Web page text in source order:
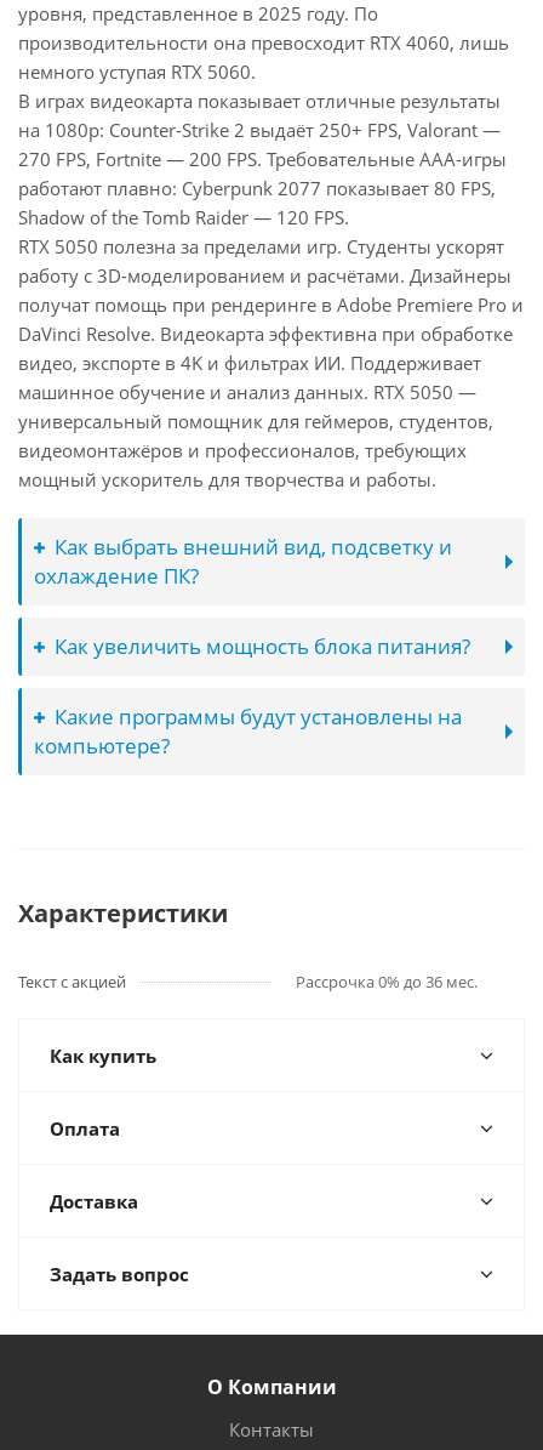
уровня, представленное в 2025 году. По
производительности она превосходит RTX 4060, лишь
немного уступая RTX 5060.
В играх видеокарта показывает отличные результаты
на 1080p: Counter-Strike 2 выдаёт 250+ FPS, Valorant —
270 FPS, Fortnite — 200 FPS. Требовательные AAA-игры
работают плавно: Cyberpunk 2077 показывает 80 FPS,
Shadow of the Tomb Raider — 120 FPS.
RTX 5050 полезна за пределами игр. Студенты ускорят
работу с 3D-моделированием и расчётами. Дизайнеры
получат помощь при рендеринге в Adobe Premiere Pro и
DaVinci Resolve. Видеокарта эффективна при обработке
видео, экспорте в 4K и фильтрах ИИ. Поддерживает
машинное обучение и анализ данных. RTX 5050 —
универсальный помощник для геймеров, студентов,
видеомонтажёров и профессионалов, требующих
мощный ускоритель для творчества и работы.
Как выбрать внешний вид, подсветку и
охлаждение ПК?
Как увеличить мощность блока питания?
Какие программы будут установлены на
компьютере?
Характеристики
Текст с акцией Рассрочка 0% до 36 мес.
Как купить
Оплата
Доставка
Задать вопрос
О Компании
Контакты